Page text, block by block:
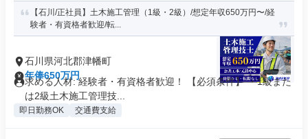
【石川/正社員】土木施工管理（1級・2級）/想定年収650万円〜/経
験者・有資格者歓迎/転...
石川県河北郡津幡町
年俸650万円
求める人材: 経験者・有資格者歓迎！ 【必須条件】 ・1級また
は2級土木施工管理技...
即日勤務OK 交通費支給